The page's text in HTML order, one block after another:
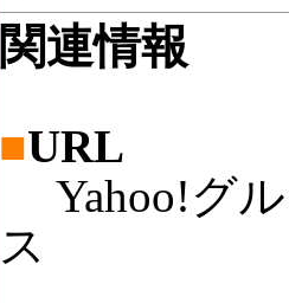
関連情報
■URL
Yahoo!グル
ス